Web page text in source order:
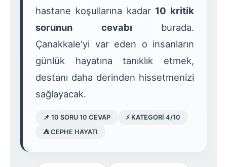
hastane koşullarına kadar 10 kritik
sorunun cevabı burada.
Çanakkale'yi var eden o insanların
günlük hayatına tanıklık etmek,
destanı daha derinden hissetmenizi
sağlayacak.
📌 10 SORU 10 CEVAP
⚡ KATEGORİ 4/10
⛺ CEPHE HAYATI